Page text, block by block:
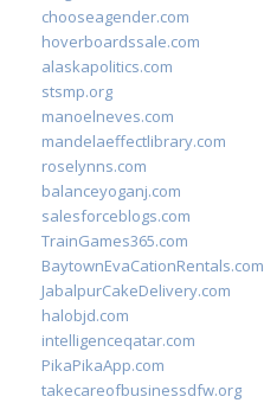
chooseagender.com
hoverboardssale.com
alaskapolitics.com
stsmp.org
manoelneves.com
mandelaeffectlibrary.com
roselynns.com
balanceyoganj.com
salesforceblogs.com
TrainGames365.com
BaytownEvaCationRentals.com
JabalpurCakeDelivery.com
halobjd.com
intelligenceqatar.com
PikaPikaApp.com
takecareofbusinessdfw.org